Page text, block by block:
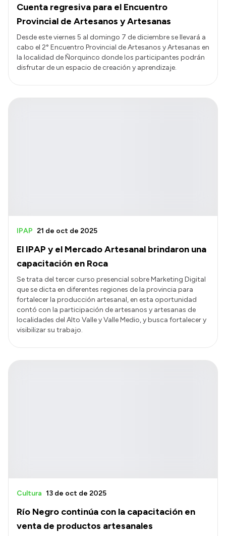
Cuenta regresiva para el Encuentro
Provincial de Artesanos y Artesanas
Desde este viernes 5 al domingo 7 de diciembre se llevará a
cabo el 2° Encuentro Provincial de Artesanos y Artesanas en
la localidad de Ñorquinco donde los participantes podrán
disfrutar de un espacio de creación y aprendizaje.
El IPAP y el Mercado Artesanal brindaron una
capacitación en Roca
IPAP 21 de oct de 2025
Se trata del tercer curso presencial sobre Marketing Digital
que se dicta en diferentes regiones de la provincia para
fortalecer la producción artesanal, en esta oportunidad
contó con la participación de artesanos y artesanas de
localidades del Alto Valle y Valle Medio, y busca fortalecer y
visibilizar su trabajo.
Río Negro continúa con la capacitación en
venta de productos artesanales
Cultura 13 de oct de 2025